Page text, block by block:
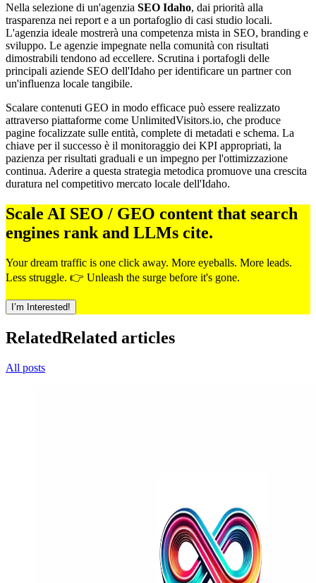
Nella selezione di un'agenzia SEO Idaho, dai priorità alla
trasparenza nei report e a un portafoglio di casi studio locali.
L'agenzia ideale mostrerà una competenza mista in SEO, branding e
sviluppo. Le agenzie impegnate nella comunità con risultati
dimostrabili tendono ad eccellere. Scrutina i portafogli delle
principali aziende SEO dell'Idaho per identificare un partner con
un'influenza locale tangibile.
Scalare contenuti GEO in modo efficace può essere realizzato
attraverso piattaforme come UnlimitedVisitors.io, che produce
pagine focalizzate sulle entità, complete di metadati e schema. La
chiave per il successo è il monitoraggio dei KPI appropriati, la
pazienza per risultati graduali e un impegno per l'ottimizzazione
continua. Aderire a questa strategia metodica promuove una crescita
duratura nel competitivo mercato locale dell'Idaho.
Scale AI SEO / GEO content that search
engines rank and LLMs cite.
Your dream traffic is one click away. More eyeballs. More leads.
Less struggle. 👉 Unleash the surge before it's gone.
I’m Interested!
RelatedRelated articles
All posts